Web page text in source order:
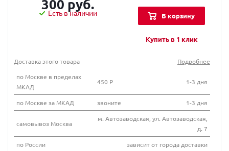
300 руб.
Есть в наличии В корзину
Купить в 1 клик
Доставка этого товара
Подробнее
по Москве в пределах
МКАД
450 Р 1-3 дня
по Москве за МКАД звоните 1-3 дня
самовывоз Москва
м. Автозаводская, ул. Автозаводская,
д. 7
по России
зависит от города доставки